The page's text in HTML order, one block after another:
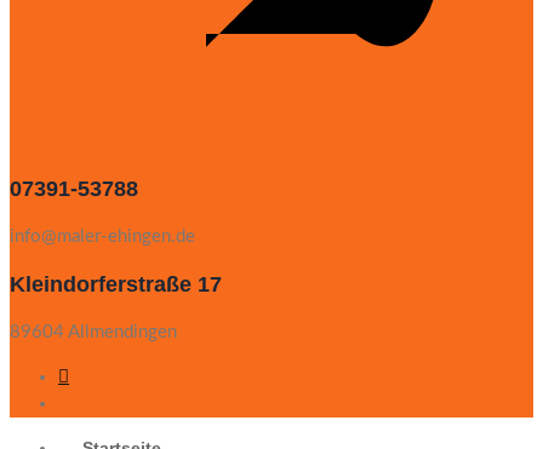
07391-53788
info@maler-ehingen.de
Kleindorferstraße 17
89604 Allmendingen